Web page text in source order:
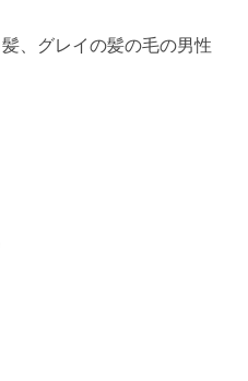
、グレイの髪の毛の男性